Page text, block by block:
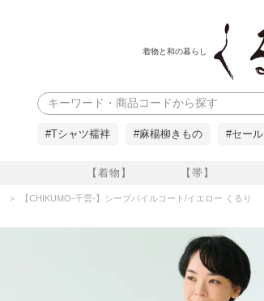
着物と和の暮らし
【着物】 【帯】
検索
#Tシャツ襦袢 #麻楊柳きもの #セール
【CHIKUMO-千雲-】シープパイルコート/イエロー くるり